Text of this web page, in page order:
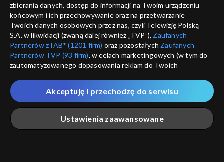
Va Banque
odc. 916
Va Banque
odc. 915
Va Banque
odc. 914
Va Banque
odc. 913
zbierania danych, dostęp do informacji na Twoim urządzeniu
końcowym i ich przechowywanie oraz na przetwarzanie
Twoich danych osobowych przez nas, czyli Telewizję Polską
S.A. w likwidacji (zwaną dalej również „TVP”), Zaufanych
Partnerów z IAB* (1201 firm) oraz pozostałych Zaufanych
Partnerów TVP (93 firm), w celach marketingowych (w tym do
zautomatyzowanego dopasowania reklam do Twoich
które wskazujemy poniżej, a także zgody na udostępnianie
przez nas identyfikatora PPID do Google.
Twoje dane osobowe zbierane podczas odwiedzania przez
Ciebie naszych
poszczególnych serwisówzwanych dalej
„Portalem”, w tym informacje zapisywane za pomocą
Ustawienia zaawansowane
Akceptuję i przechodzę do serwisu